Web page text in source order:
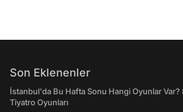
Son Eklenenler
İstanbul'da Bu Hafta Sonu Hangi Oyunlar
Tiyatro Oyunları